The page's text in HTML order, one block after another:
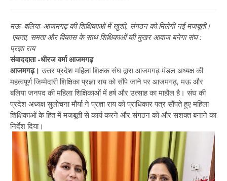
मऊ–बलिया–आजमगढ़ की शिक्षिकाओं में खुशी, संगठन को मिलेगी नई मजबूती।
एकता, समता और विकास के साथ शिक्षिकाओं की मुखर आवाज बनेगा संघ :
प्रज्ञा राय
संवाददाता -धीरज वर्मा आजमगढ़
आजमगढ़।उत्तर प्रदेश महिला शिक्षक संघ द्वारा आजमगढ़ मंडल अध्यक्ष की
महत्वपूर्ण जिम्मेदारी शिक्षिका प्रज्ञा राय को सौंपे जाने पर आजमगढ़, मऊ और
बलिया जनपद की महिला शिक्षिकाओं में हर्ष और उत्साह का माहौल है। संघ की
प्रदेश अध्यक्ष सुलोचना मौर्या ने प्रज्ञा राय को प्राधिकार पत्र सौंपते हुए महिला
शिक्षिकाओं के हित में मजबूती से कार्य करने और संगठन को और सशक्त बनाने का
निर्देश दिया।